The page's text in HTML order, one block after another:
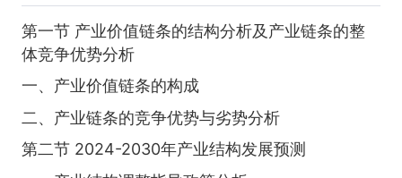
第一节 产业价值链条的结构分析及产业链条的整
体竞争优势分析
一、产业价值链条的构成
二、产业链条的竞争优势与劣势分析
第二节 2024-2030年产业结构发展预测